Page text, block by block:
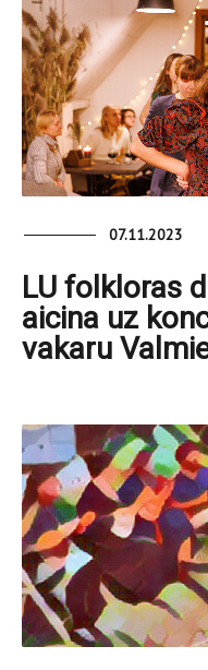
07.11.2023
LU folkloras
aicina uz
vakaru